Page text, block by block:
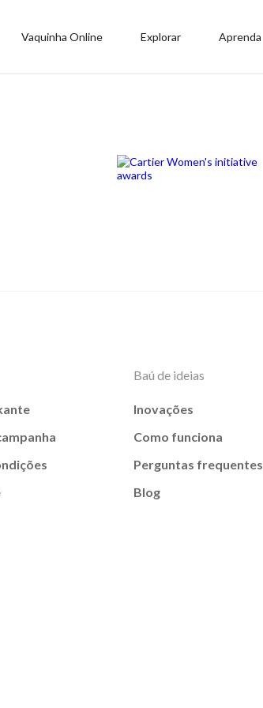
Vaquinha Online Explorar Aprenda
Baú de ideias
Inovações
Como funciona
Perguntas frequentes
Blog